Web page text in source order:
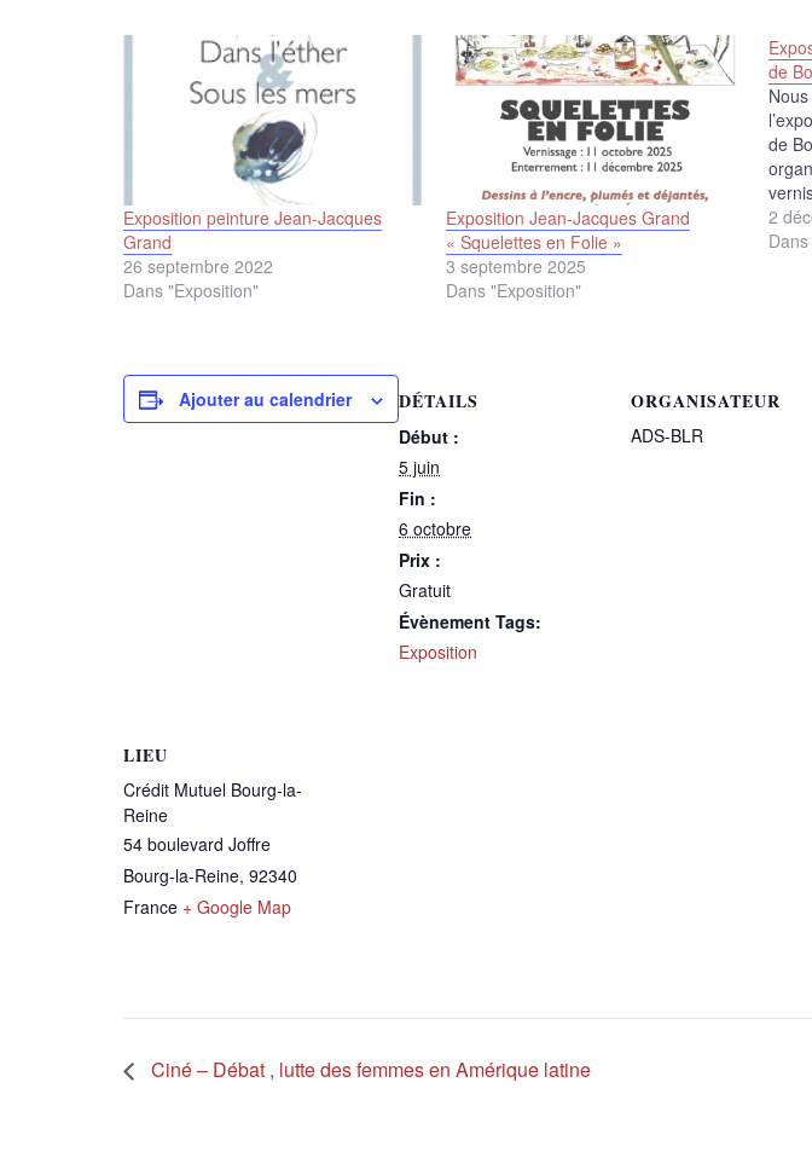
Exposition peinture Jean-Jacques
Grand
26 septembre 2022
Dans "Exposition"
Exposition Jean-Jacques Grand
« Squelettes en Folie »
3 septembre 2025
Dans "Exposition"
de
de
2
Ajouter au calendrier DÉTAILS
Début :
5 juin
Fin :
6 octobre
Prix :
Gratuit
Évènement Tags:
Exposition
ORGANISATEUR
ADS-BLR
LIEU
Crédit Mutuel Bourg-la-
Reine
54 boulevard Joffre
Bourg-la-Reine, 92340
France + Google Map
Ciné – Débat , lutte des femmes en Amérique latine